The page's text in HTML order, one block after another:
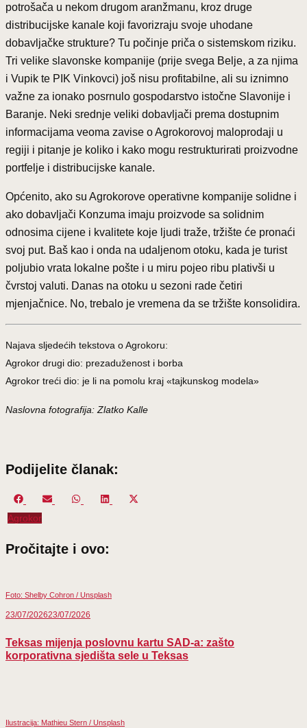
potrošača u nekom drugom aranžmanu, kroz druge
distribucijske kanale koji favorizraju svoje uhodane
dobavljačke strukture? Tu počinje priča o sistemskom riziku.
Tri velike slavonske kompanije (prije svega Belje, a za njima
i Vupik te PIK Vinkovci) još nisu profitabilne, ali su iznimno
važne za ionako posrnulo gospodarstvo istočne Slavonije i
Baranje. Neki srednje veliki dobavljači prema dostupnim
informacijama veoma zavise o Agrokorovoj maloprodaji u
regiji i pitanje je koliko i kako mogu restrukturirati proizvodne
portfelje i distribucijske kanale.
Općenito, ako su Agrokorove operativne kompanije solidne i
ako dobavljači Konzuma imaju proizvode sa solidnim
odnosima cijene i kvalitete koje ljudi traže, tržište će pronaći
svoj put. Baš kao i onda na udaljenom otoku, kada je turist
poljubio vrata lokalne pošte i u miru pojeo ribu plativši u
čvrstoj valuti. Danas na otoku u sezoni rade četiri
mjenjačnice. No, trebalo je vremena da se tržište konsolidira.
Najava sljedećih tekstova o Agrokoru:
Agrokor drugi dio: prezaduženost i borba
Agrokor treći dio: je li na pomolu kraj «tajkunskog modela»
Naslovna fotografija: Zlatko Kalle
Podijelite članak:
Share
on
Share
Share
Share
Agrokor
Pročitajte i ovo:
Foto: Shelby Cohron / Unsplash
23/07/202623/07/2026
Teksas mijenja poslovnu kartu SAD-a: zašto
korporativna sjedišta sele u Teksas
Ilustracija: Mathieu Stern / Unsplash